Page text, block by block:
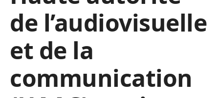
de l’audiovisuelle
et de la
communication